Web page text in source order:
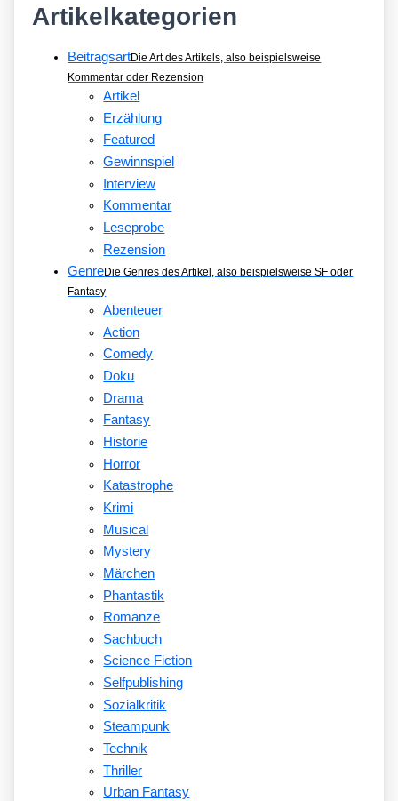
Artikelkategorien
BeitragsartDie Art des Artikels, also beispielsweise
Kommentar oder Rezension
Artikel
Erzählung
Featured
Gewinnspiel
Interview
Kommentar
Leseprobe
Rezension
GenreDie Genres des Artikel, also beispielsweise SF oder
Fantasy
Abenteuer
Action
Comedy
Doku
Drama
Fantasy
Historie
Horror
Katastrophe
Krimi
Musical
Mystery
Märchen
Phantastik
Romanze
Sachbuch
Science Fiction
Selfpublishing
Sozialkritik
Steampunk
Technik
Thriller
Urban Fantasy